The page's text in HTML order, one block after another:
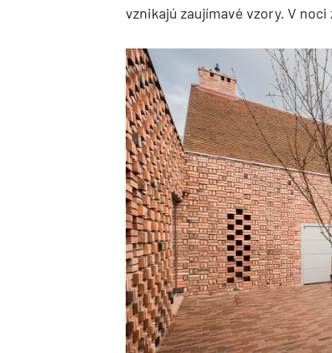
vznikajú zaujímavé vzory. V